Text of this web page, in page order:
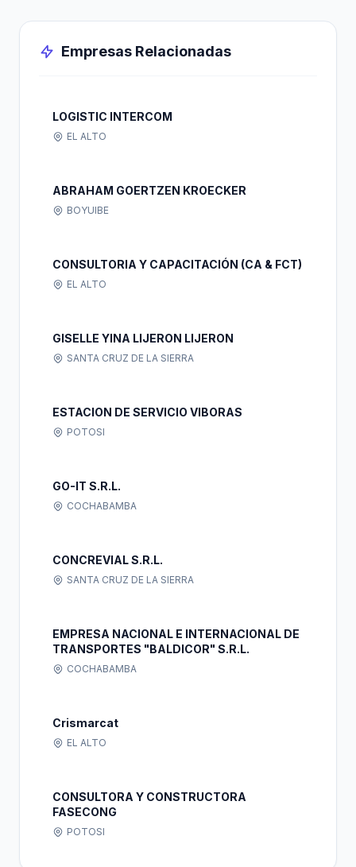
Empresas Relacionadas
LOGISTIC INTERCOM
EL ALTO
ABRAHAM GOERTZEN KROECKER
BOYUIBE
CONSULTORIA Y CAPACITACIÓN (CA & FCT)
EL ALTO
GISELLE YINA LIJERON LIJERON
SANTA CRUZ DE LA SIERRA
ESTACION DE SERVICIO VIBORAS
POTOSI
GO-IT S.R.L.
COCHABAMBA
CONCREVIAL S.R.L.
SANTA CRUZ DE LA SIERRA
EMPRESA NACIONAL E INTERNACIONAL DE
TRANSPORTES "BALDICOR" S.R.L.
COCHABAMBA
Crismarcat
EL ALTO
CONSULTORA Y CONSTRUCTORA
FASECONG
POTOSI